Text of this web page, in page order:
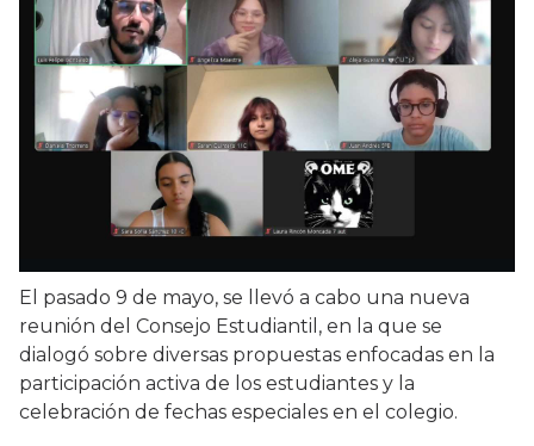
El pasado 9 de mayo, se llevó a cabo una nueva
reunión del Consejo Estudiantil, en la que se
dialogó sobre diversas propuestas enfocadas en la
participación activa de los estudiantes y la
celebración de fechas especiales en el colegio.